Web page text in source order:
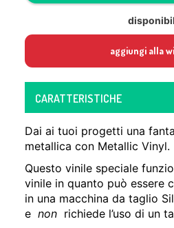
aggiungi alla
CARATTERISTICHE
Dai ai tuoi progetti una
metallica con Metallic Vinyl.
Questo vinile speciale
vinile in quanto può essere
in una macchina da taglio
e non richiede l’uso di un